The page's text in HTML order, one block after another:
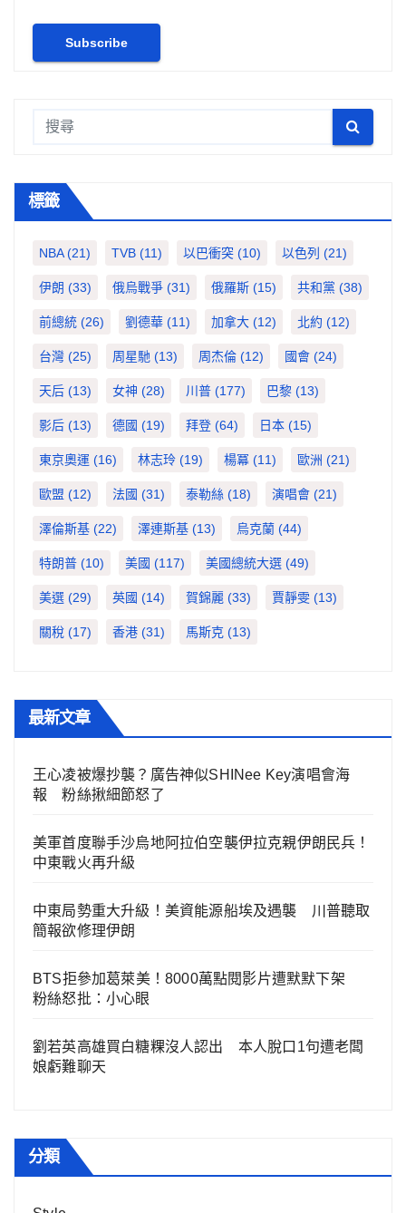
標籤
NBA(21) TVB (11) 以巴衝突 (10) 以色列 (21)
伊朗 (33) 俄烏戰爭 (31) 俄羅斯 (15) 共和黨 (38)
前總統 (26) 劉德華 (11) 加拿大 (12) 北約 (12)
台灣 (25) 周星馳 (13) 周杰倫 (12) 國會 (24)
天后 (13) 女神 (28) 川普 (177) 巴黎 (13)
影后 (13) 德國 (19) 拜登 (64) 日本 (15)
東京奧運 (16) 林志玲 (19) 楊冪 (11) 歐洲 (21)
歐盟 (12) 法國 (31) 泰勒絲 (18) 演唱會 (21)
澤倫斯基 (22) 澤連斯基 (13) 烏克蘭 (44)
特朗普 (10) 美國 (117) 美國總統大選 (49)
美選 (29) 英國 (14) 賀錦麗 (33) 賈靜雯 (13)
關稅 (17) 香港 (31) 馬斯克 (13)
最新文章
王心凌被爆抄襲？廣告神似SHINee Key演唱會海
報 粉絲揪細節怒了
美軍首度聯手沙烏地阿拉伯空襲伊拉克親伊朗民兵！
中東戰火再升級
中東局勢重大升級！美資能源船埃及遇襲 川普聽取
簡報欲修理伊朗
BTS拒參加葛萊美！8000萬點閱影片遭默默下架
粉絲怒批：小心眼
劉若英高雄買白糖粿沒人認出 本人脫口1句遭老闆
娘虧難聊天
分類